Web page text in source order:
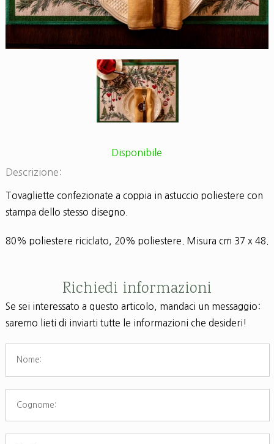
Disponibile
Descrizione:
Tovagliette confezionate a coppia in astuccio poliestere con
stampa dello stesso disegno.
80% poliestere riciclato, 20% poliestere. Misura cm 37 x 48.
Richiedi informazioni
Se sei interessato a questo articolo, mandaci un messaggio:
saremo lieti di inviarti tutte le informazioni che desideri!